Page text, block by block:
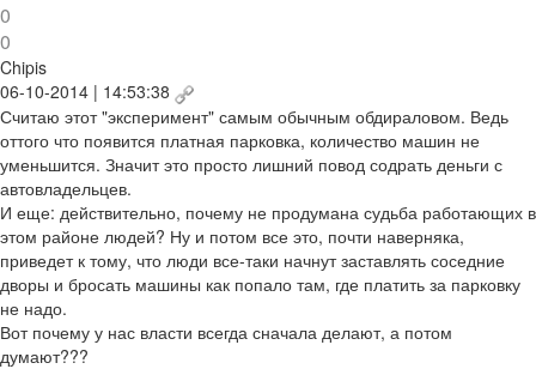
0
0
Chipis
06-10-2014 | 14:53:38
Считаю этот "эксперимент" самым обычным обдираловом. Ведь
оттого что появится платная парковка, количество машин не
уменьшится. Значит это просто лишний повод содрать деньги с
автовладельцев.
И еще: действительно, почему не продумана судьба работающих в
этом районе людей? Ну и потом все это, почти наверняка,
приведет к тому, что люди все-таки начнут заставлять соседние
дворы и бросать машины как попало там, где платить за парковку
не надо.
Вот почему у нас власти всегда сначала делают, а потом
думают???